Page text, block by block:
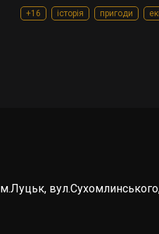
+16 історія пригоди
м.Луцьк,